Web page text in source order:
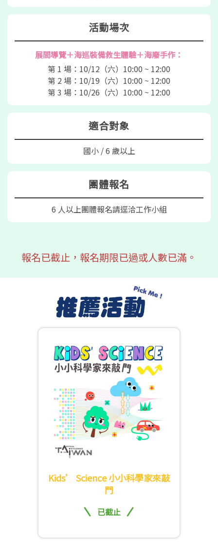
活動場次
展間導覽＋海巡裝備救生體驗＋海廢手作：
第 1 場：10/12（六）10:00 ~ 12:00
第 2 場：10/19（六）10:00 ~ 12:00
第 3 場：10/26（六）10:00 ~ 12:00
適合對象
國小 / 6 歲以上
團體報名
6 人以上團體報名請逕洽工作小組
報名已截止，報名期限已過或人數已滿。
Kids’ Science 小小科學家來敲
門
已截止